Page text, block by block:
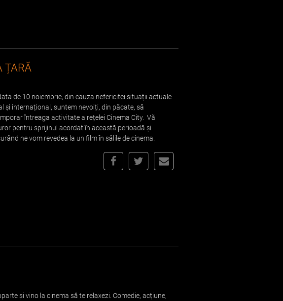
ȚARĂ
de 10 noiembrie, din cauza nefericitei situații actuale
și internațional, suntem nevoiți, din păcate, să
întreaga activitate a rețelei Cinema City. Vă
pentru sprijinul acordat în această perioadă și
ne vom revedea la un film în sălile de cinema.
și vino la cinema să te relaxezi. Comedie, acțiune,